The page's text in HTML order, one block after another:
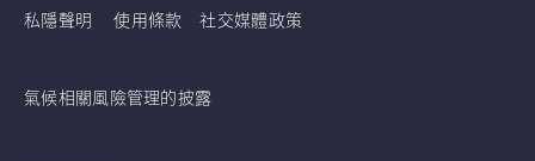
私隱聲明 使用條款 社交媒體政策
氣候相關風險管理的披露